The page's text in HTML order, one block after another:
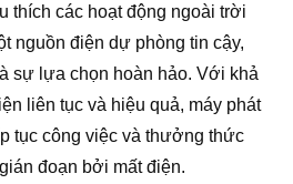
thích các hoạt động ngoài trời
nguồn điện dự phòng tin cậy,
là sự lựa chọn hoàn hảo. Với khả
liên tục và hiệu quả, máy phát
tục công việc và thưởng thức
đoạn bởi mất điện.